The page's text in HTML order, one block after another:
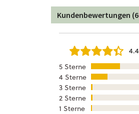
Kundenbewertungen
5 Sterne
4 Sterne
3 Sterne
2 Sterne
1 Sterne